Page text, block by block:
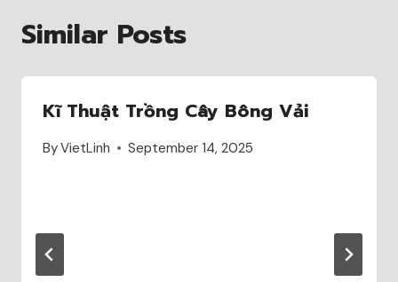
Similar Posts
Kĩ Thuật Trồng Cây Bông Vải
ByVietLinh September 14, 2025